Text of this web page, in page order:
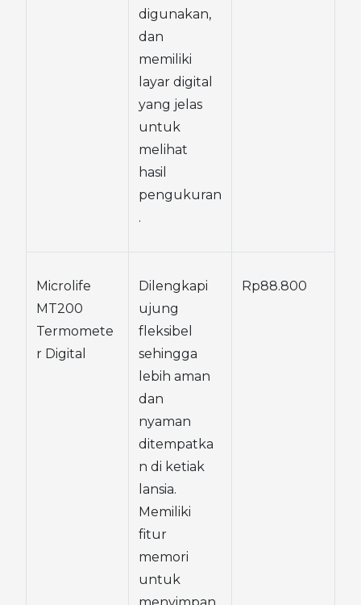
digunakan,
dan
memiliki
layar digital
yang jelas
untuk
melihat
hasil
pengukuran
.
Microlife
MT200
Termomete
r Digital
Dilengkapi
ujung
fleksibel
sehingga
lebih aman
dan
nyaman
ditempatka
n di ketiak
lansia.
Memiliki
fitur
memori
untuk
Rp88.800